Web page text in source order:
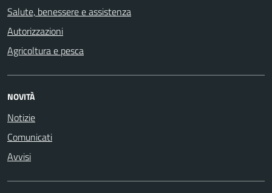
Salute, benessere e assistenza
Autorizzazioni
Agricoltura e pesca
NOVITÀ
Notizie
Comunicati
Avvisi